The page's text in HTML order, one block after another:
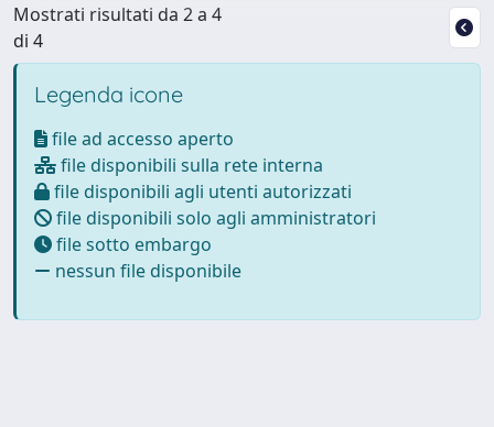
Mostrati risultati da 2 a 4
di 4
Legenda icone
file ad accesso aperto
file disponibili sulla rete interna
file disponibili agli utenti autorizzati
file disponibili solo agli amministratori
file sotto embargo
nessun file disponibile